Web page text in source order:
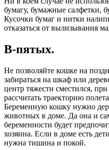
бумагу, бумажные салфетки,
Кусочки бумаг и нитки
отказаться от вылизывания
В-пятых.
Не позволяйте кошке на
забираться на шкаф или
центр тяжести сместился,
рассчитать траекторию
Беременную кошку нужно
животных в доме. Да она и
беременности будет
хозяина. Если в доме есть
нужна тишина и покой.